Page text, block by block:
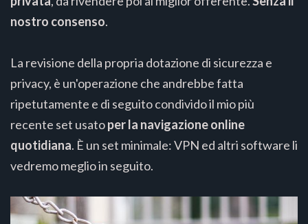
nostro consenso.
La revisione della propria dotazione di sicurezza e
privacy, è un'operazione che andrebbe fatta
ripetutamente e di seguito condivido il mio più
recente set usatoper la navigazione online
quotidiana. È un set minimale: VPN ed altri software li
vedremo meglio in seguito.